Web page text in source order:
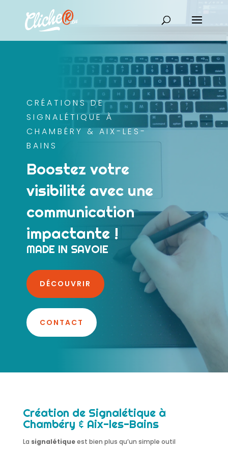
CRÉATIONS DE
SIGNALÉTIQUE À
CHAMBÉRY & AIX-LES-
BAINS
Boostez votre
visibilité avec une
communication
impactante !
MADE IN SAVOIE
DÉCOUVRIR
CONTACT
Création de Signalétique à
Chambéry & Aix-les-Bains
La signalétiqueest bien plus qu’un simple outil